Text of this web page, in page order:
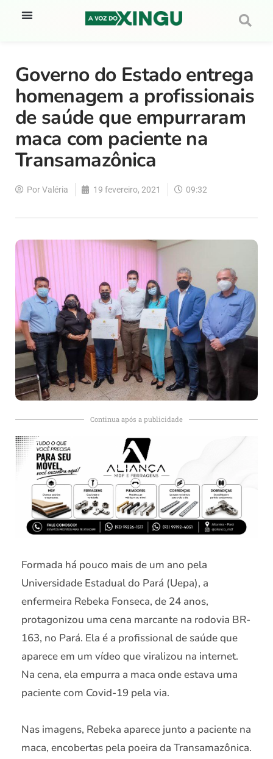
Governo do Estado entrega
homenagem a profissionais
de saúde que empurraram
maca com paciente na
Transamazônica
PorValéria 19 fevereiro, 2021 09:32
Continua após a publicidade
Formada há pouco mais de um ano pela
Universidade Estadual do Pará (Uepa), a
enfermeira Rebeka Fonseca, de 24 anos,
protagonizou uma cena marcante na rodovia BR-
163, no Pará. Ela é a profissional de saúde que
aparece em um vídeo que viralizou na internet.
Na cena, ela empurra a maca onde estava uma
paciente com Covid-19 pela via.
Nas imagens, Rebeka aparece junto a paciente na
maca, encobertas pela poeira da Transamazônica.